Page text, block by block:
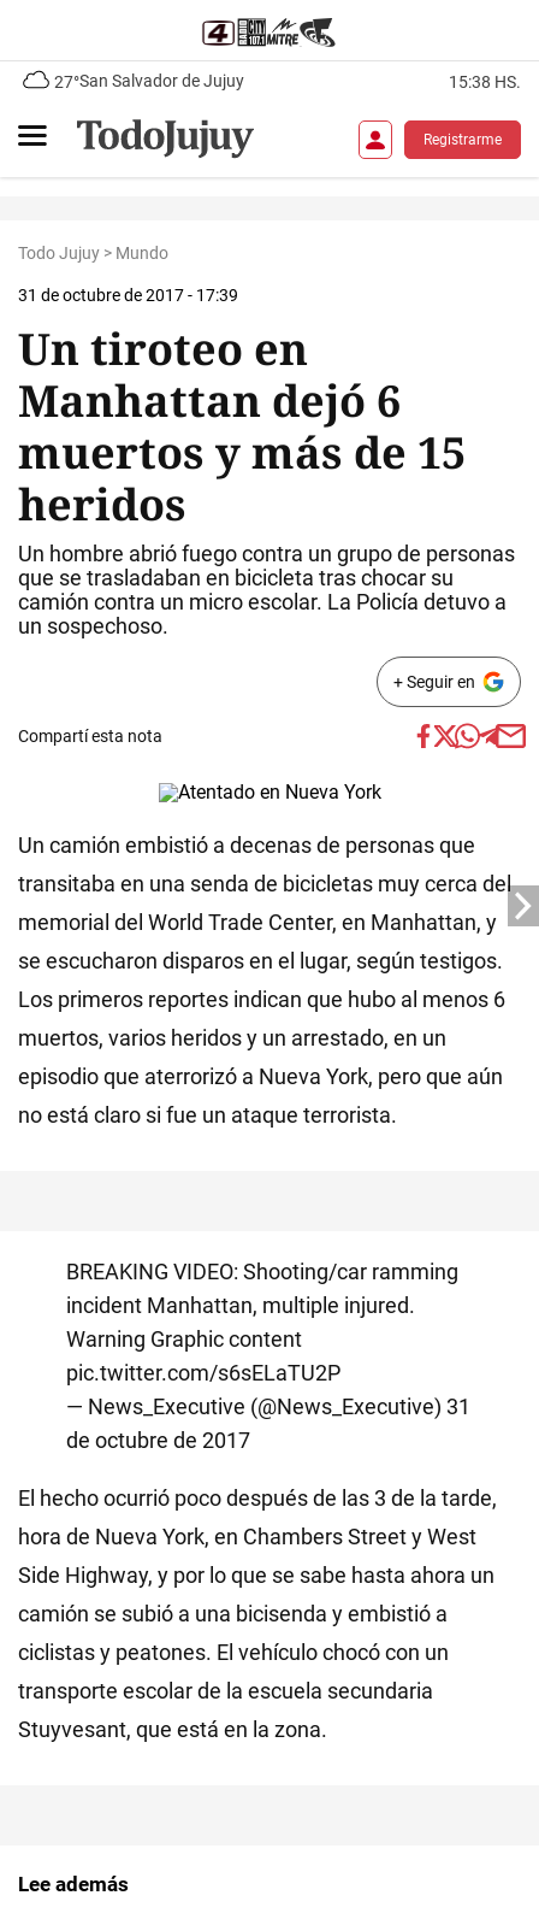
27°San Salvador de Jujuy 15:38 HS.
Registrarme
Todo Jujuy > Mundo
31 de octubre de 2017 - 17:39
Un tiroteo en
Manhattan dejó 6
muertos y más de 15
heridos
Un hombre abrió fuego contra un grupo de personas
que se trasladaban en bicicleta tras chocar su
camión contra un micro escolar. La Policía detuvo a
un sospechoso.
+ Seguir en
Compartí esta nota
Un camión embistió a decenas de personas que
transitaba en una senda de bicicletas muy cerca del
memorial del World Trade Center, en Manhattan, y
se escucharon disparos en el lugar, según testigos.
Los primeros reportes indican que hubo al menos 6
muertos, varios heridos y un arrestado, en un
episodio que aterrorizó a Nueva York, pero que aún
no está claro si fue un ataque terrorista.
BREAKING VIDEO: Shooting/car ramming
incident Manhattan, multiple injured.
Warning Graphic content
pic.twitter.com/s6sELaTU2P
— News_Executive (@News_Executive) 31
de octubre de 2017
El hecho ocurrió poco después de las 3 de la tarde,
hora de Nueva York, en Chambers Street y West
Side Highway, y por lo que se sabe hasta ahora un
camión se subió a una bicisenda y embistió a
ciclistas y peatones. El vehículo chocó con un
transporte escolar de la escuela secundaria
Stuyvesant, que está en la zona.
Lee además